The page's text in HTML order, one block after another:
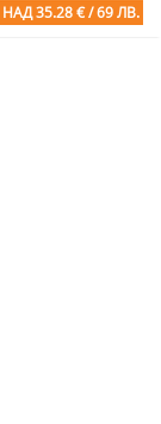
НАД 35.28 € / 69 ЛВ.